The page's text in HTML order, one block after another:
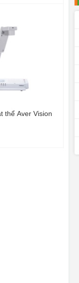
thể Aver Vision